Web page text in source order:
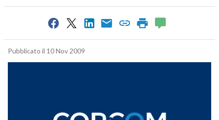
Pubblicato il 10 Nov 2009